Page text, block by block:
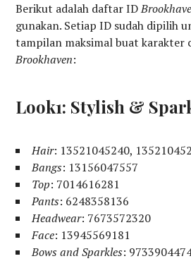
Berikut adalah daftar ID
gunakan. Setiap ID sudah dipilih
tampilan maksimal buat karakter
Brookhaven:
Look1: Stylish &
Hair: 13521045240,
Bangs: 13156047557
Top: 7014616281
Pants: 6248358136
Headwear: 7673572320
Face: 13945569181
Bows and Sparkles: